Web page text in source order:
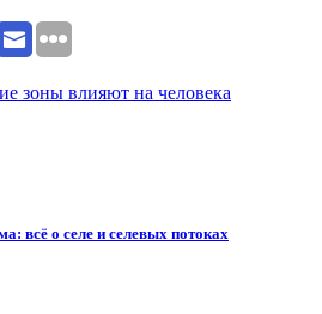
зоны влияют на человека
всё о селе и селевых потоках